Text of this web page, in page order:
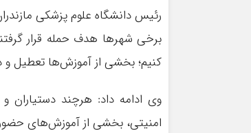
رئیس دانشگاه علوم پزشکی
برخی شهرها هدف حمله قرار
کنیم؛ بخشی از آموزش‌ها تعطیل و
وی ادامه داد: هرچند دستیاران و
امنیتی، بخشی از آموزش‌های